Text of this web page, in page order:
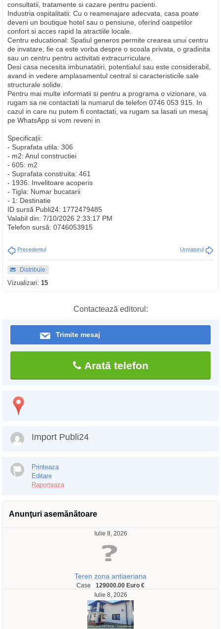
consultatii, tratamente si cazare pentru pacienti.
Industria ospitalitatii: Cu o reamenajare adecvata, casa poate
deveni un boutique hotel sau o pensiune, oferind oaspetilor
confort si acces rapid la atractiile locale.
Centru educational: Spatiul generos permite crearea unui centru
de invatare, fie ca este vorba despre o scoala privata, o gradinita
sau un centru pentru activitati extracurriculare.
Desi casa necesita imbunatatiri, potentialul sau este considerabil,
avand in vedere amplasamentul central si caracteristicile sale
structurale solide.
Pentru mai multe informatii si pentru a programa o vizionare, va
rugam sa ne contactati la numarul de telefon 0746 053 915. In
cazul in care nu putem fi contactati, va rugam sa lasati un mesaj
pe WhatsApp si vom reveni in
Specificații:
- Suprafata utila: 306
- m2: Anul constructiei
- 605: m2
- Suprafata construita: 461
- 1936: Invelitoare acoperis
- Tigla: Numar bucatarii
- 1: Destinatie
ID sursă Publi24: 1772479485
Valabil din: 7/10/2026 2:33:17 PM
Telefon sursă: 0746053915
Precedentul Urmatorul
Distribuie
Vizualizari: 15
Contactează editorul:
Trimite mesaj
Arată telefon
Import Publi24
Printeaza
Editare
Raporteaza
Anunţuri asemănătoare
Iulie 8, 2026
Teren zona antiaeriana
Case
129000.00 Euro €
Iulie 8, 2026